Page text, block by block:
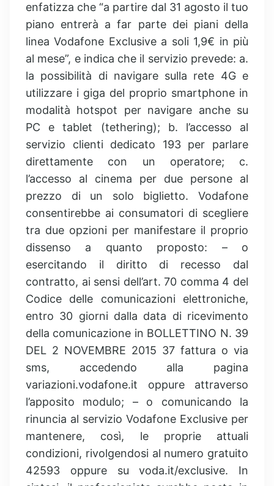
enfatizza che “a partire dal 31 agosto il tuo
piano entrerà a far parte dei piani della
linea Vodafone Exclusive a soli 1,9€ in più
al mese”, e indica che il servizio prevede: a.
la possibilità di navigare sulla rete 4G e
utilizzare i giga del proprio smartphone in
modalità hotspot per navigare anche su
PC e tablet (tethering); b. l’accesso al
servizio clienti dedicato 193 per parlare
direttamente con un operatore; c.
l’accesso al cinema per due persone al
prezzo di un solo biglietto. Vodafone
consentirebbe ai consumatori di scegliere
tra due opzioni per manifestare il proprio
dissenso a quanto proposto: – o
esercitando il diritto di recesso dal
contratto, ai sensi dell’art. 70 comma 4 del
Codice delle comunicazioni elettroniche,
entro 30 giorni dalla data di ricevimento
della comunicazione in BOLLETTINO N. 39
DEL 2 NOVEMBRE 2015 37 fattura o via
sms, accedendo alla pagina
variazioni.vodafone.it oppure attraverso
l’apposito modulo; – o comunicando la
rinuncia al servizio Vodafone Exclusive per
mantenere, così, le proprie attuali
condizioni, rivolgendosi al numero gratuito
42593 oppure su voda.it/exclusive. In